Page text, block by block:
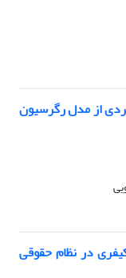
از مدل رگرسیون
در نظام حقوقی